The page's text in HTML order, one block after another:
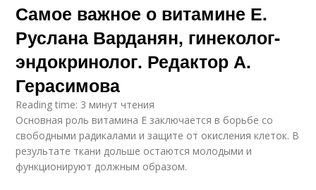
Самое важное о витамине Е.
Руслана Варданян, гинеколог-
эндокринолог. Редактор А.
Герасимова
Reading time: 3 минут чтения
Основная роль витамина Е заключается в борьбе со
свободными радикалами и защите от окисления клеток. В
результате ткани дольше остаются молодыми и
функционируют должным образом.